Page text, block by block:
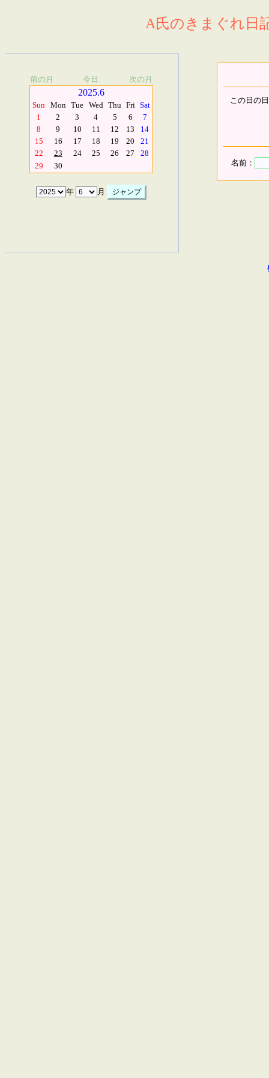
A氏のきまぐれ日
前の月 今日 次の月
2025.6
Sun Mon Tue Wed Thu Fri Sat
1
2 3 4 5 6
7
8
9 10 11 12 13
14
15
16 17 18 19 20
21
22
23 24 25 26 27
28
29
30
年 月
この日の
名前：